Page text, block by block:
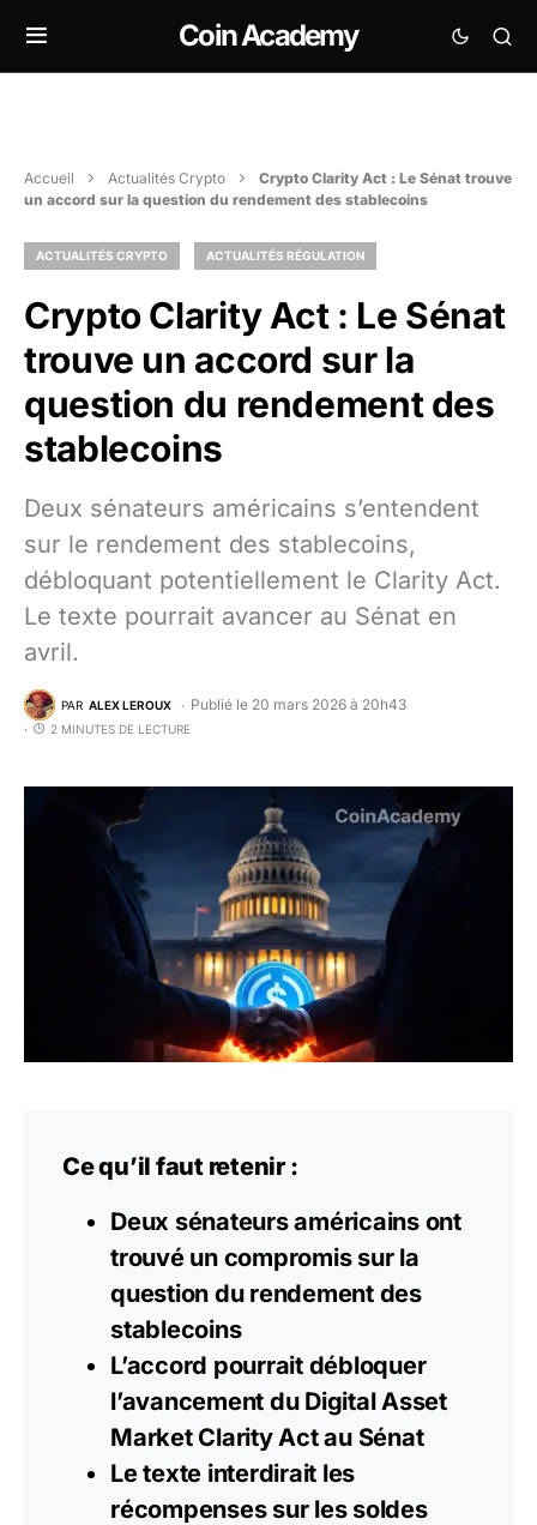
Coin Academy
Accueil Actualités Crypto
Crypto Clarity Act : Le Sénat trouve
un accord sur la question du rendement des stablecoins
ACTUALITÉS CRYPTO ACTUALITÉS RÉGULATION
Crypto Clarity Act : Le Sénat
trouve un accord sur la
question du rendement des
stablecoins
Deux sénateurs américains s’entendent
sur le rendement des stablecoins,
débloquant potentiellement le Clarity Act.
Le texte pourrait avancer au Sénat en
avril.
PAR ALEX LEROUX Publié le 20 mars 2026 à 20h43
2 MINUTES DE LECTURE
Ce qu’il faut retenir :
Deux sénateurs américains ont
trouvé un compromis sur la
question du rendement des
stablecoins
L’accord pourrait débloquer
l’avancement du Digital Asset
Market Clarity Act au Sénat
Le texte interdirait les
récompenses sur les soldes